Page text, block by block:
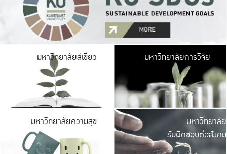
มหาวิทยาลัยสีเขียว มหาวิ
มีพื้นที่เขียวสดใส
เป็นป่าในเมือง เกษต
มหาวิทยาลัยการวิจัย
มหาวิทยาลัยความสุข มหาวิ
ค
เปิดประ
และพบเรื่องราวใ
มหาวิทยาลัย
รับผิดชอบต่อสังคม